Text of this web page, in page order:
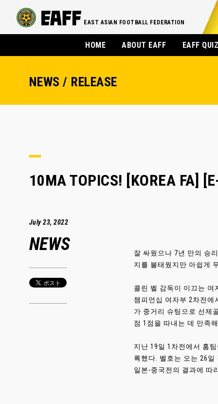
EAST ASIAN FOOTBALL FEDERATION
HOME ABOUT EAFF EAFF
NEWS / RELEASE
10MA TOPICS! [KOREA
July 23, 2022
NEWS
잘 싸웠으나 7년 만의 승
지를 불태웠지만 아쉽게
콜린 벨 감독이 이끄는 여
챔피언십 여자부 2차전에
가 중거리 슈팅으로 선제
점 1점을 따내는 데 만족
지난 19일 1차전에서 홈
록했다. 벨호는 오는 26
일본-중국전의 결과에 따